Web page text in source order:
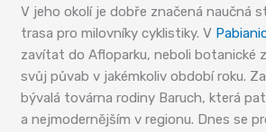
V jeho okolí je dobře značená naučná
trasa pro milovníky cyklistiky. V
zavítat do Afloparku, neboli botanické
svůj půvab v jakémkoliv období roku.
bývalá továrna rodiny Baruch, která
a nejmodernějším v regionu. Dnes se